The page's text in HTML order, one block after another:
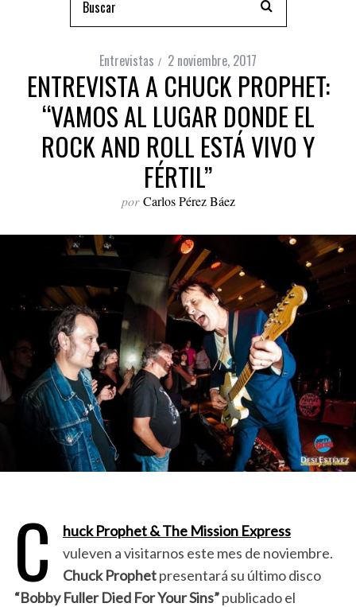
Entrevistas 2 noviembre, 2017
ENTREVISTA A CHUCK PROPHET:
“VAMOS AL LUGAR DONDE EL
ROCK AND ROLL ESTÁ VIVO Y
FÉRTIL”
por Carlos Pérez Báez
C
huck Prophet & The Mission Express
vuleven a visitarnos este mes de noviembre.
Chuck Prophetpresentará su último disco
“Bobby Fuller Died For Your Sins”publicado el